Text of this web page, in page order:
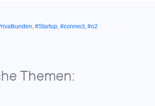
, #Startup, #connect, #o2
Themen: